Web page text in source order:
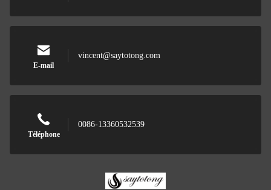
E-mail
vincent@saytotong.com
Téléphone
0086-13360532539